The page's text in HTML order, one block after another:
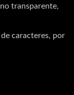
transparente,
caracteres, por